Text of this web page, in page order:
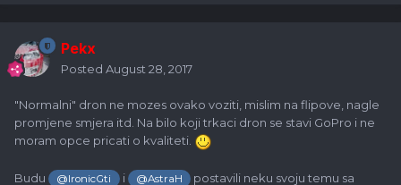
Pekx
Posted August 28, 2017
"Normalni" dron ne mozes ovako voziti, mislim na flipove, nagle
promjene smjera itd. Na bilo koji trkaci dron se stavi GoPro i ne
moram opce pricati o kvaliteti.
Budu @IronicGti i @AstraH
postavili neku svoju temu sa